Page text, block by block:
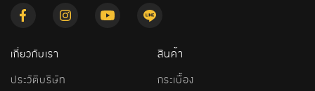
เกี่ยวกับเรา
ประวัติบริษัท
สินค้า
กระเบื้อง